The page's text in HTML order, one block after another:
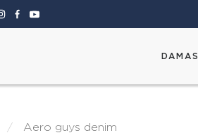
DAMAS
aero guys denim